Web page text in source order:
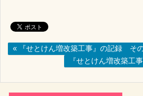
« 『せとけん増改築工事』の記録 そ
『せとけん増改築